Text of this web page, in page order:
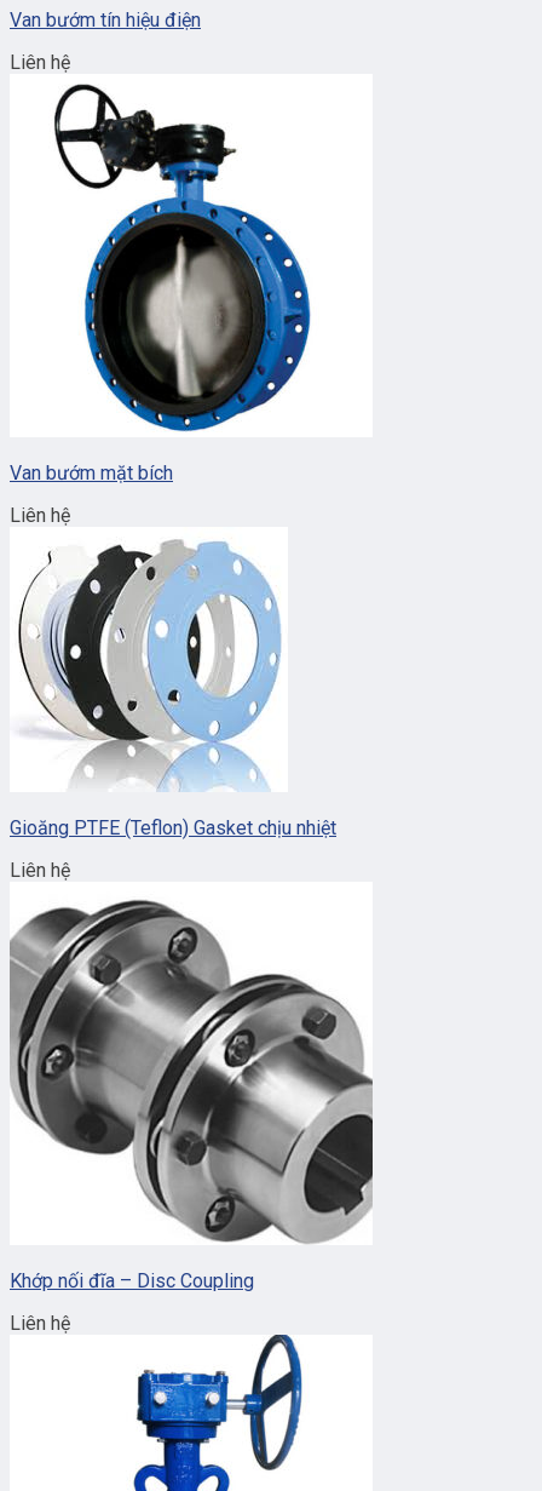
Van bướm tín hiệu điện
Liên hệ
Van bướm mặt bích
Liên hệ
Gioăng PTFE (Teflon) Gasket chịu nhiệt
Liên hệ
Khớp nối đĩa – Disc Coupling
Liên hệ